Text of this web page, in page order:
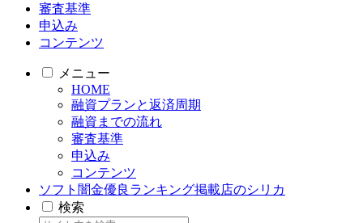
審査基準
申込み
コンテンツ
メニュー
HOME
融資プランと返済周期
融資までの流れ
審査基準
申込み
コンテンツ
ソフト闇金優良ランキング掲載店のシリカ
検索